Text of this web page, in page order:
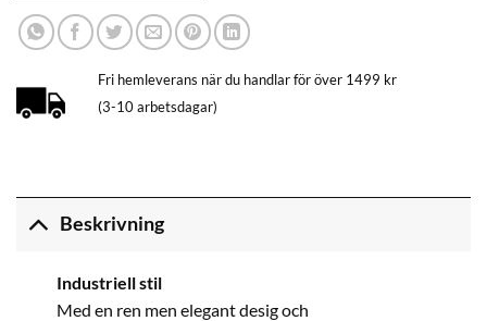
Fri hemleverans när du handlar för över 1499 kr
(3-10 arbetsdagar)
Beskrivning
Industriell stil
Med en ren men elegant desig och